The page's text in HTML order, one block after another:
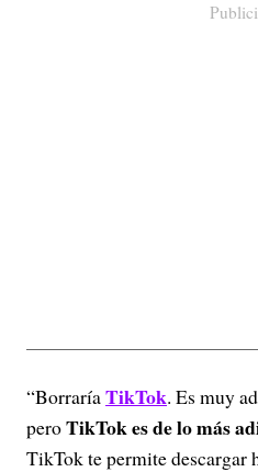
“BorraríaTikTok. Es muy
peroTikTok es de lo más
TikTok te permite descargar